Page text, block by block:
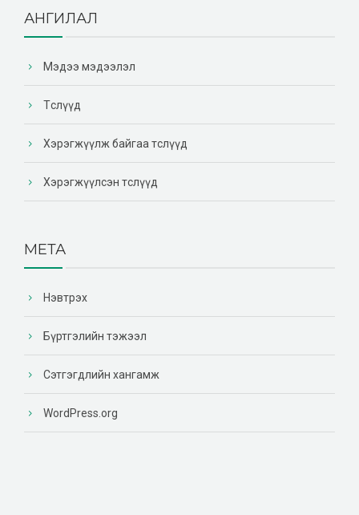
АНГИЛАЛ
Мэдээ мэдээлэл
Төслүүд
Хэрэгжүүлж байгаа төслүүд
Хэрэгжүүлсэн төслүүд
МЕТА
Нэвтрэх
Бүртгэлийн тэжээл
Сэтгэгдлийн хангамж
WordPress.org